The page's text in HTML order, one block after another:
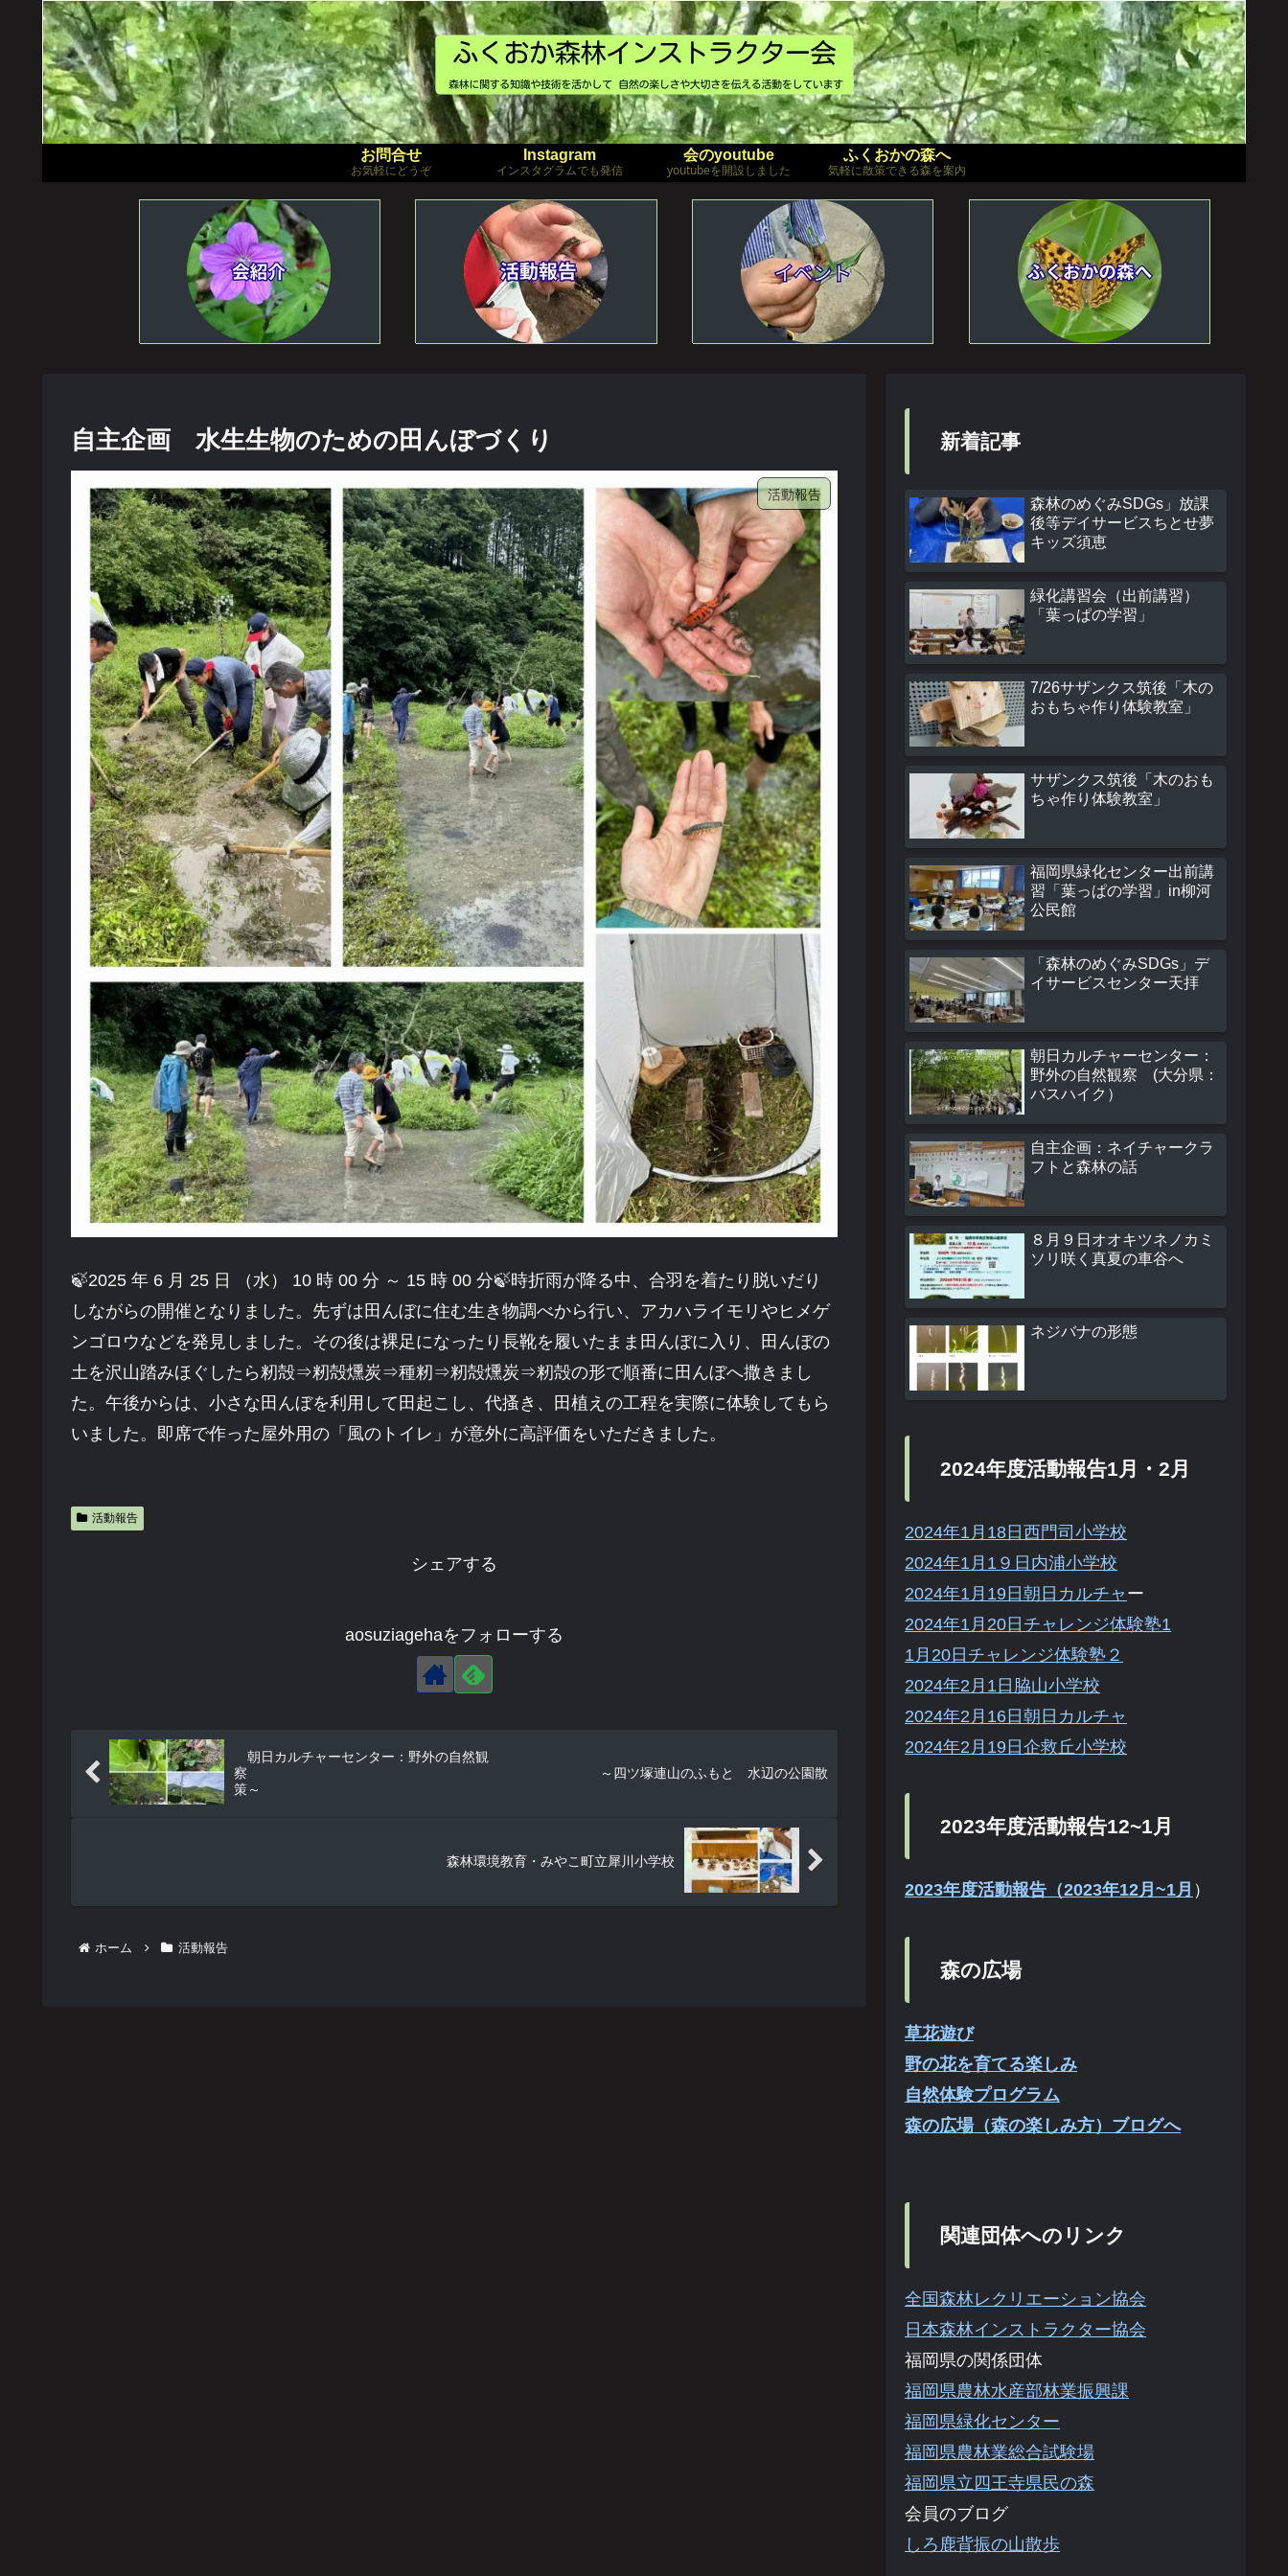
お問合せ
お気軽にどうぞ
Instagram
インスタグラムでも発信
会のyoutube
youtubeを開設しました
ふくおかの森へ
気軽に散策できる森を案内
自主企画 水生生物のための田んぼづくり
活動報告
🍃2025 年 6 月 25 日 （水） 10 時 00 分 ～ 15 時 00 分🍃時折雨が降る中、合羽を着たり脱いだり
しながらの開催となりました。先ずは田んぼに住む生き物調べから行い、アカハライモリやヒメゲ
ンゴロウなどを発見しました。その後は裸足になったり長靴を履いたまま田んぼに入り、田んぼの
土を沢山踏みほぐしたら籾殻⇒籾殻燻炭⇒種籾⇒籾殻燻炭⇒籾殻の形で順番に田んぼへ撒きまし
た。午後からは、小さな田んぼを利用して田起こし、代搔き、田植えの工程を実際に体験してもら
いました。即席で作った屋外用の「風のトイレ」が意外に高評価をいただきました。
活動報告
シェアする
aosuziagehaをフォローする
朝日カルチャーセンター：野外の自然観
察 ～四ツ塚連山のふもと 水辺の公園散
策～
森林環境教育・みやこ町立犀川小学校
ホーム 活動報告
新着記事
森林のめぐみSDGs」放課
後等デイサービスちとせ夢
キッズ須恵
緑化講習会（出前講習）
「葉っぱの学習」
7/26サザンクス筑後「木の
おもちゃ作り体験教室」
サザンクス筑後「木のおも
ちゃ作り体験教室」
福岡県緑化センター出前講
習「葉っぱの学習」in柳河
公民館
「森林のめぐみSDGs」デ
イサービスセンター天拝
朝日カルチャーセンター：
野外の自然観察 (大分県：
バスハイク）
自主企画：ネイチャークラ
フトと森林の話
８月９日オオキツネノカミ
ソリ咲く真夏の車谷へ
ネジバナの形態
2024年度活動報告1月・2月
2024年1月18日西門司小学校
2024年1月1９日内浦小学校
2024年1月19日朝日カルチャ ー
2024年1月20日チャレンジ体験塾1
1月20日チャレンジ体験塾２
2024年2月1日脇山小学校
2024年2月16日朝日カルチャ
2024年2月19日企救丘小学校
2023年度活動報告12~1月
2023年度活動報告（2023年12月~1月 ）
森の広場
草花遊び
野の花を育てる楽しみ
自然体験プログラム
森の広場（森の楽しみ方）ブログへ
関連団体へのリンク
全国森林レクリエーション協会
日本森林インストラクター協会
福岡県の関係団体
福岡県農林水産部林業振興課
福岡県緑化センター
福岡県農林業総合試験場
福岡県立四王寺県民の森
会員のブログ
しろ鹿背振の山散歩